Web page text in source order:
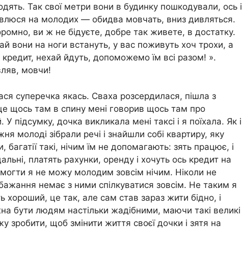
Так свої метри вони в будинку пошкодували, ось і
на молодих — обидва мовчать, вниз дивляться.
ви ж не бідуєте, добре так живете, в достатку.
вони на ноги встануть, у вас поживуть хоч трохи, а
нехай йдуть, допоможемо їм всі разом! ».
мовчи!
суперечка якась. Сваха розсердилася, пішла з
щось там в спину мені говорив щось там про
підсумку, дочка викликала мені таксі і я поїхала. Як і
молоді зібрали речі і знайшли собі квартиру, яку
багатії такі, нічим їм не допомагають: зять працює, і
платять рахунки, оренду і хочуть ось кредит на
я не можу молодим зовсім нічим. Ніколи не
немає з ними спілкуватися зовсім. Не таким я
хороший, це так, але сам став зараз жити бідно, і
бути людям настільки жадібними, маючи такі великі
щоб змінити життя своєї дочки і зятя на